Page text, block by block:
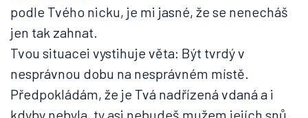
podle Tvého nicku, je mi jasné, že se nenecháš
jen tak zahnat.
Tvou situacei vystihuje věta: Být tvrdý v
nesprávnou dobu na nesprávném místě.
Předpokládám, že je Tvá nadřízená vdaná a i
kdyby nebyla, ty asi nebudeš mužem jejích snů.